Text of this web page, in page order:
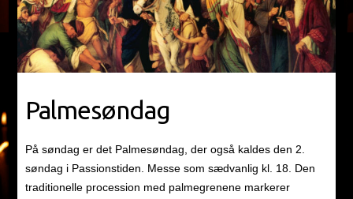
Palmesøndag
På søndag er det Palmesøndag, der også kaldes den 2.
søndag i Passionstiden. Messe som sædvanlig kl. 18. Den
traditionelle procession med palmegrenene markerer